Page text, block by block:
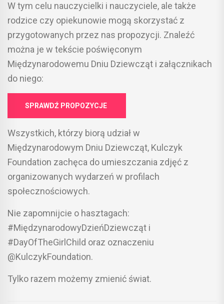
W tym celu nauczycielki i nauczyciele, ale także
rodzice czy opiekunowie mogą skorzystać z
przygotowanych przez nas propozycji. Znaleźć
można je w tekście poświęconym
Międzynarodowemu Dniu Dziewcząt i załącznikach
do niego:
SPRAWDŹ PROPOZYCJE
Wszystkich, którzy biorą udział w
Międzynarodowym Dniu Dziewcząt, Kulczyk
Foundation zachęca do umieszczania zdjęć z
organizowanych wydarzeń w profilach
społecznościowych.
Nie zapomnijcie o hasztagach:
#MiędzynarodowyDzieńDziewcząt i
#DayOfTheGirlChild oraz oznaczeniu
@KulczykFoundation.
Tylko razem możemy zmienić świat.